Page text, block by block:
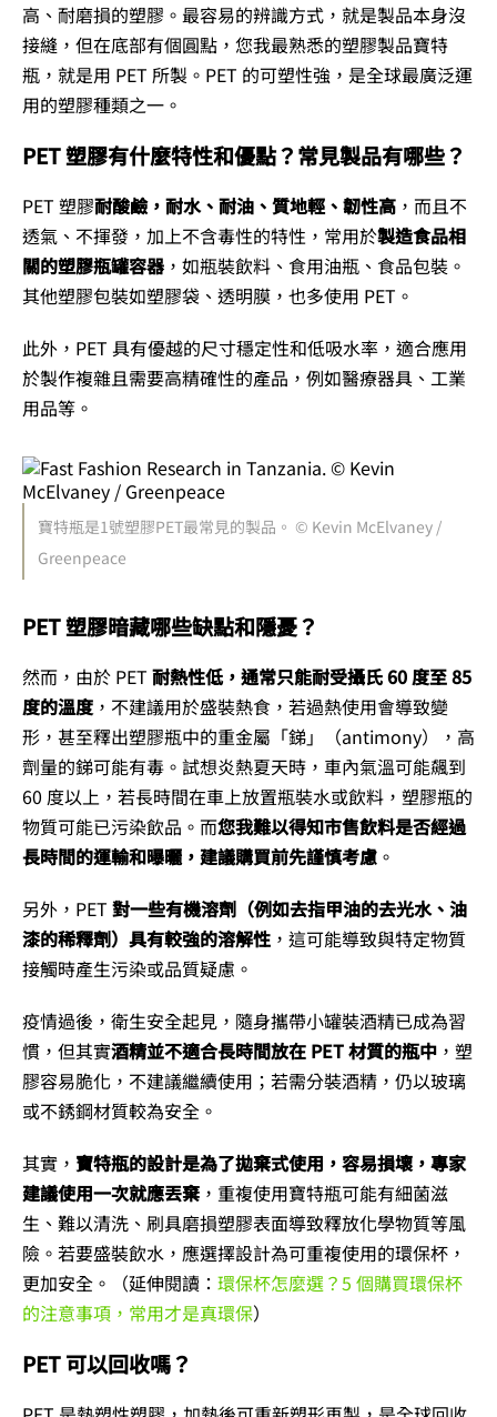
高、耐磨損的塑膠。最容易的辨識方式，就是製品本身沒
接縫，但在底部有個圓點，您我最熟悉的塑膠製品寶特
瓶，就是用 PET 所製。PET 的可塑性強，是全球最廣泛運
用的塑膠種類之一。
PET 塑膠有什麼特性和優點？常見製品有哪些？
PET 塑膠耐酸鹼，耐水、耐油、質地輕、韌性高 ，而且不
透氣、不揮發，加上不含毒性的特性，常用於製造食品相
關的塑膠瓶罐容器 ，如瓶裝飲料、食用油瓶、食品包裝。
其他塑膠包裝如塑膠袋、透明膜，也多使用 PET。
此外，PET 具有優越的尺寸穩定性和低吸水率，適合應用
於製作複雜且需要高精確性的產品，例如醫療器具、工業
用品等。
寶特瓶是1號塑膠PET最常見的製品。 © Kevin McElvaney /
Greenpeace
PET 塑膠暗藏哪些缺點和隱憂？
然而，由於 PET 耐熱性低，通常只能耐受攝氏 60 度至 85
度的溫度，不建議用於盛裝熱食，若過熱使用會導致變
形，甚至釋出塑膠瓶中的重金屬「銻」（antimony），高
劑量的銻可能有毒。試想炎熱夏天時，車內氣溫可能飆到
60 度以上，若長時間在車上放置瓶裝水或飲料，塑膠瓶的
物質可能已污染飲品。而您我難以得知市售飲料是否經過
長時間的運輸和曝曬，建議購買前先謹慎考慮 。
另外，PET 對一些有機溶劑（例如去指甲油的去光水、油
漆的稀釋劑）具有較強的溶解性 ，這可能導致與特定物質
接觸時產生污染或品質疑慮。
疫情過後，衛生安全起見，隨身攜帶小罐裝酒精已成為習
慣，但其實酒精並不適合長時間放在 PET 材質的瓶中 ，塑
膠容易脆化，不建議繼續使用；若需分裝酒精，仍以玻璃
或不銹鋼材質較為安全。
其實， 寶特瓶的設計是為了拋棄式使用，容易損壞，專家
建議使用一次就應丟棄 ，重複使用寶特瓶可能有細菌滋
生、難以清洗、刷具磨損塑膠表面導致釋放化學物質等風
險。若要盛裝飲水，應選擇設計為可重複使用的環保杯，
更加安全。（延伸閱讀： 環保杯怎麼選？5 個購買環保杯
的注意事項，常用才是真環保）
PET 可以回收嗎？